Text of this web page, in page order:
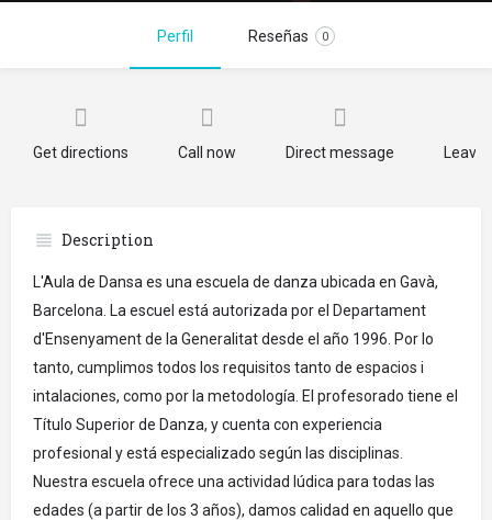
Perfil Reseñas 0
Get directions Call now Direct message
Description
L'Aula de Dansa es una escuela de danza ubicada en Gavà,
Barcelona. La escuel está autorizada por el Departament
d'Ensenyament de la Generalitat desde el año 1996. Por lo
tanto, cumplimos todos los requisitos tanto de espacios i
intalaciones, como por la metodología. El profesorado tiene el
Título Superior de Danza, y cuenta con experiencia
profesional y está especializado según las disciplinas.
Nuestra escuela ofrece una actividad lúdica para todas las
edades (a partir de los 3 años), damos calidad en aquello que